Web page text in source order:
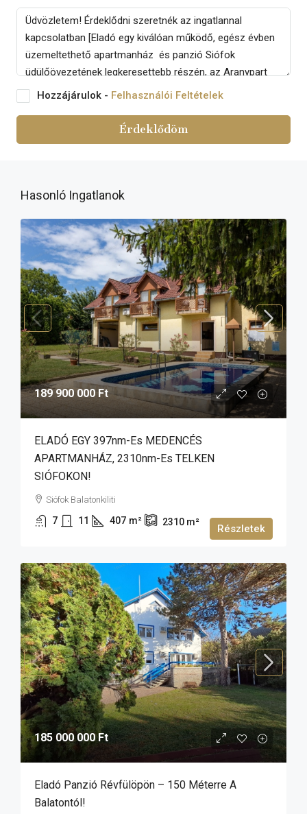
Hozzájárulok - Felhasználói Feltételek
Érdeklődöm
Hasonló Ingatlanok
189 900 000 Ft
ELADÓ EGY 397nm-Es MEDENCÉS
APARTMANHÁZ, 2310nm-Es TELKEN
SIÓFOKON!
Siófok Balatonkiliti
7 11 407 m² 2310 m²
Részletek
185 000 000 Ft
Eladó Panzió Révfülöpön – 150 Méterre A
Balatontól!